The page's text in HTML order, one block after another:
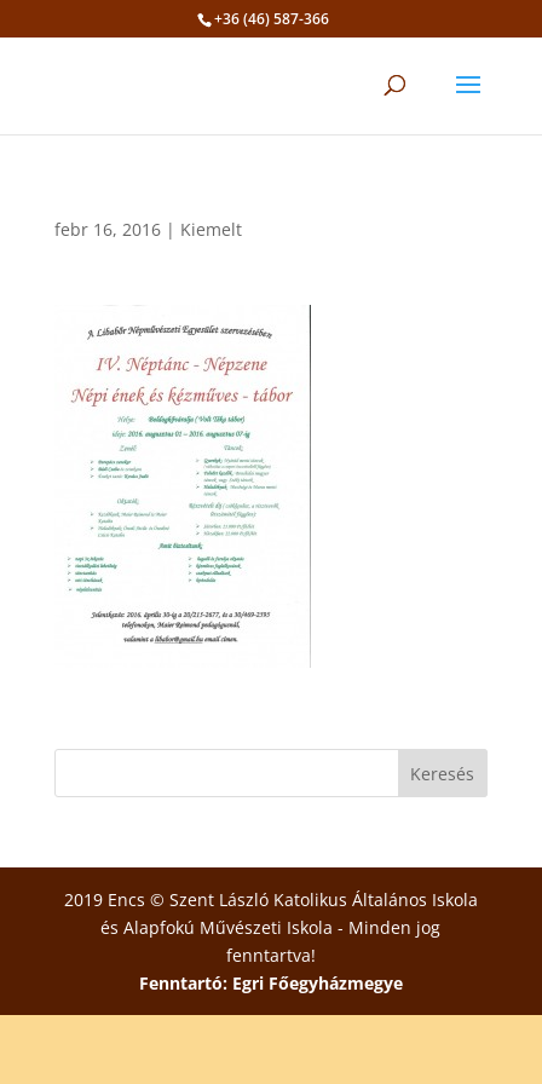
+36 (46) 587-366
febr 16, 2016| Kiemelt
2019 Encs © Szent László Katolikus Általános Iskola
és Alapfokú Művészeti Iskola - Minden jog
fenntartva!
Fenntartó: Egri Főegyházmegye